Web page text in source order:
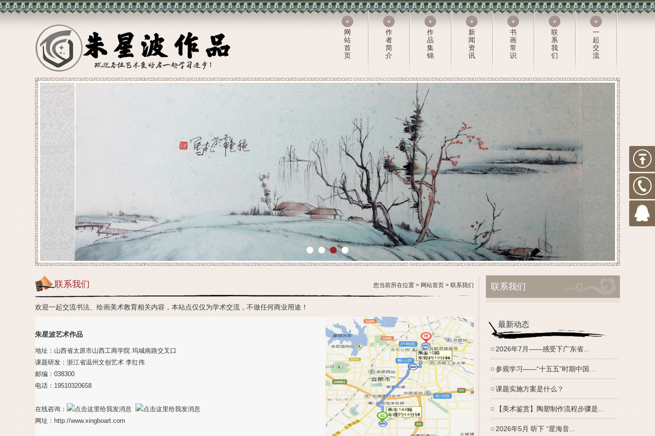
+
网
站
首
页
+
作
者
简
介
+
作
品
集
锦
+
新
闻
资
讯
+
书
画
常
识
+
联
系
我
们
+
一
起
交
流
影
4
联系我们 您当前所在位置 > 网站首页 > 联系我们
欢迎一起交流书法、绘画美术教育相关内容，本站点仅仅为学术交流，不做任何商业用途！
朱星波艺术作品
地址：山西省太原市山西工商学院 坞城南路交叉口
课题研发：浙江省温州文创艺术 李红伟
邮编：038300
电话：19510320658
在线咨询：
网址：http://www.xingboart.com
联系我们
最新动态
2026年7月——感受下广东省...
参观学习——“十五五”时期中国...
课题实施方案是什么？
【美术鉴赏】陶塑制作流程步骤是...
2026年5月 听下 “星海音...